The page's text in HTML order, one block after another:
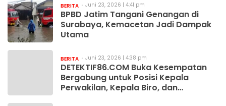
BERITA Juni 23, 2026 | 4:41 pm
BPBD Jatim Tangani Genangan di
Surabaya, Kemacetan Jadi Dampak
Utama
BERITA Juni 23, 2026 | 4:38 pm
DETEKTIF86.COM Buka Kesempatan
Bergabung untuk Posisi Kepala
Perwakilan, Kepala Biro, dan